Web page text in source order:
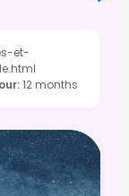
et-
:12 months